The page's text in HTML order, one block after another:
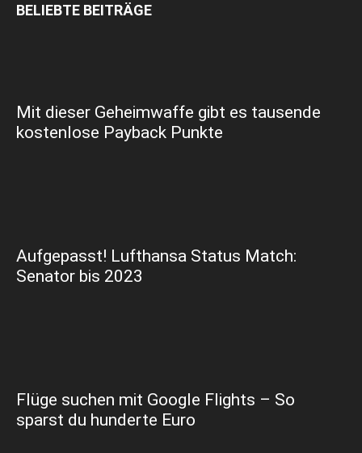
BELIEBTE BEITRÄGE
Mit dieser Geheimwaffe gibt es tausende
kostenlose Payback Punkte
Aufgepasst! Lufthansa Status Match:
Senator bis 2023
Flüge suchen mit Google Flights – So
sparst du hunderte Euro